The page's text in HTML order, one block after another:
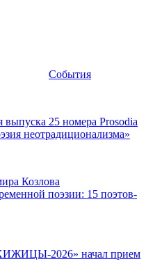
События
25 номера Prosodia
неотрадиционализма»
Козлова
поэзии: 15 поэтов-
2026» начал прием